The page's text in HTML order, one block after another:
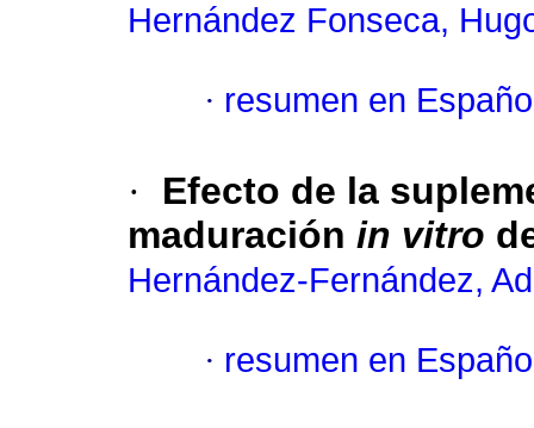
Hernández Fonseca,
· resumen en
·
Efecto de la
maduración in vitro
Hernández-Fernández,
· resumen en